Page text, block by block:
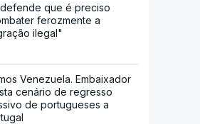
defende que é preciso
ferozmente a
ilegal"
Venezuela. Embaixador
cenário de regresso
de portugueses a